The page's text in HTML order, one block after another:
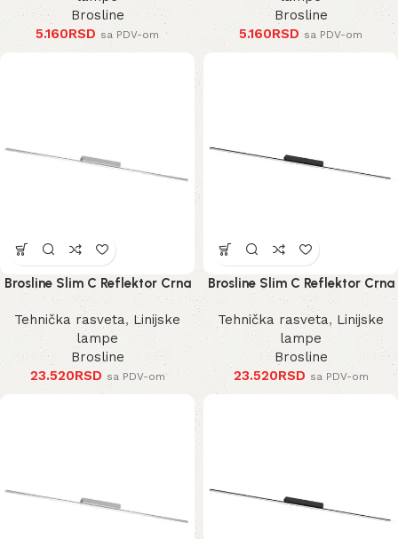
Brosline
5.160RSD sa PDV-om
Brosline
5.160RSD sa PDV-om
Brosline Slim C Reflektor Crna
3000K 1200 mm 40 mm 1291
mm
Tehnička rasveta, Linijske
lampe
Brosline
23.520RSD sa PDV-om
Brosline Slim C Reflektor Crna
3000K 1200 mm 40 mm 1289
mm
Tehnička rasveta, Linijske
lampe
Brosline
23.520RSD sa PDV-om